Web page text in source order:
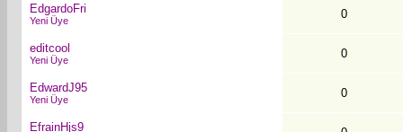
EdgardoFri
Yeni Üye 0
editcool
Yeni Üye 0
EdwardJ95
Yeni Üye 0
EfrainHjs9